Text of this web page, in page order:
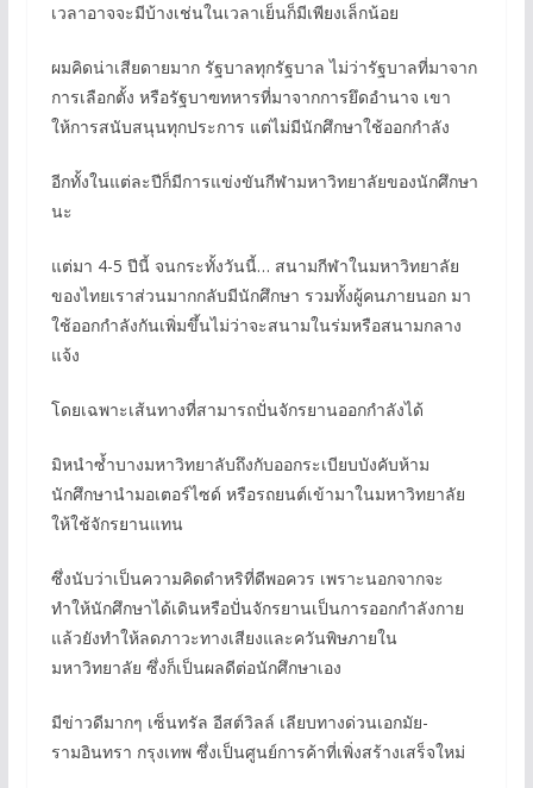
เวลาอาจจะมีบ้างเช่นในเวลาเย็นก็มีเพียงเล็กน้อย
ผมคิดน่าเสียดายมาก รัฐบาลทุกรัฐบาล ไม่ว่ารัฐบาลที่มาจาก
การเลือกตั้ง หรือรัฐบาฃทหารที่มาจากการยึดอำนาจ เขา
ให้การสนับสนุนทุกประการ แต่ไม่มีนักศึกษาใช้ออกกำลัง
อีกทั้งในแต่ละปีก็มีการแข่งขันกีฬามหาวิทยาลัยของนักศึกษา
นะ
แต่มา 4-5 ปีนี้ จนกระทั้งวันนี้… สนามกีฬาในมหาวิทยาลัย
ของไทยเราส่วนมากกลับมีนักศึกษา รวมทั้งผู้คนภายนอก มา
ใช้ออกกำลังกันเพิ่มขึ้นไม่ว่าจะสนามในร่มหรือสนามกลาง
แจ้ง
โดยเฉพาะเส้นทางที่สามารถปั่นจักรยานออกกำลังได้
มิหนำซ้ำบางมหาวิทยาลับถึงกับออกระเบียบบังคับห้าม
นักศึกษานำมอเตอร์ไซด์ หรือรถยนต์เข้ามาในมหาวิทยาลัย
ให้ใช้จักรยานแทน
ซึ่งนับว่าเป็นความคิดดำหริที่ดีพอควร เพราะนอกจากจะ
ทำให้นักศึกษาได้เดินหรือปั่นจักรยานเป็นการออกกำลังกาย
แล้วยังทำให้ลดภาวะทางเสียงและควันพิษภายใน
มหาวิทยาลัย ซึ่งก็เป็นผลดีต่อนักศึกษาเอง
มีข่าวดีมากๆ เซ็นทรัล อีสต์วิลล์ เลียบทางด่วนเอกมัย-
รามอินทรา กรุงเทพ ซึ่งเป็นศูนย์การค้าที่เพิ่งสร้างเสร็จใหม่